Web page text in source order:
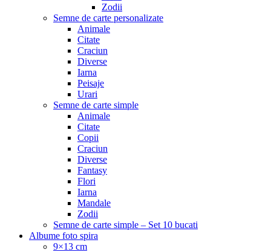
Zodii
Semne de carte personalizate
Animale
Citate
Craciun
Diverse
Iarna
Peisaje
Urari
Semne de carte simple
Animale
Citate
Copii
Craciun
Diverse
Fantasy
Flori
Iarna
Mandale
Zodii
Semne de carte simple – Set 10 bucati
Albume foto spira
9×13 cm